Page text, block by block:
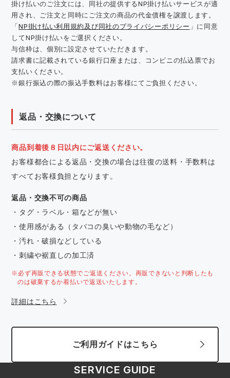
掛け払いのご注文には、同社の提供するNP掛け払いサービスが適
用され、ご注文と同時にご注文の商品の代金債権を譲渡します。
「NP掛け払い利用規約及び同社のプライバシーポリシー 」に同意
してNP掛け払いをご選択ください。
与信枠は、個別に設定させていただきます。
請求書に記載されている銀行口座または、コンビニの払込票でお
支払いください。
※銀行振込の際の振込手数料はお客様にてご負担ください。
返品・交換について
商品到着後８日以内にご返送ください。
お客様都合による返品・交換の場合は往復の送料・手数料は
すべてお客様負担となります。
返品・交換不可の商品
・タグ・ラベル・箱などが無い
・使用感がある（タバコの臭いや動物の毛など）
・汚れ・破損などしている
・刺繍や裾直しの加工済
※必ず再販できる状態でご返送ください。再販できないと判断したも
のは破棄するか着払いで返送いたします。
詳細はこちら
ご利用ガイドはこちら
SERVICE GUIDE